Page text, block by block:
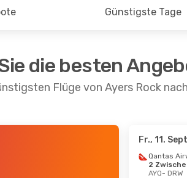
Günstigste Tage
die besten
Flüge von Ayers Rock
Fr., 11.
Qantas
2
AYQ- DRW